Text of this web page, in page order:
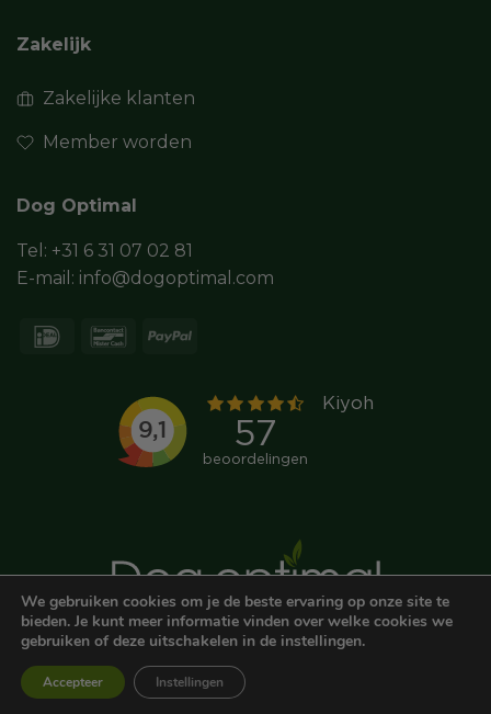
Zakelijk
Zakelijke klanten
Member worden
Dog Optimal
Tel: +31 6 31 07 02 81
E-mail: info@dogoptimal.com
© DOGOPTIMAL
ALGEMENE VOORWAARDEN
COOKIE STATEMENT
We gebruiken cookies om je de beste ervaring op onze site te
bieden. Je kunt meer informatie vinden over welke cookies we
gebruiken of deze uitschakelen in de instellingen.
Accepteer Instellingen